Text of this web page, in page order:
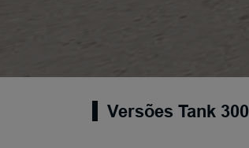
Versões Tank 300